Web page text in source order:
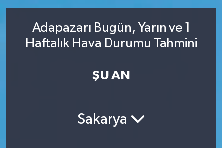
Adapazarı Bugün, Yarın ve 1
Haftalık Hava Durumu Tahmini
ŞU AN
Sakarya
Genel
Gündem
Trafik Durumu
Süper Lig Puan Durumu ve Fikstür